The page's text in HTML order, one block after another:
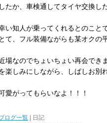
したか、車検通してタイヤ交換し
い知人が乗ってくれるとのこと
とて、フル装備ながらも某オクの
場なのでちょいちょい再会でき
楽しみにしながら、しばしお別
愛がってもらいなよ！！！
ログ一覧 | 日記